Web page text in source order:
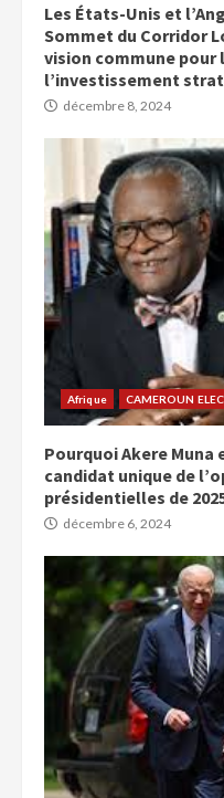
Les États-Unis et
Sommet du Corridor
vision commune
l’investissement
décembre 8, 2024
Afrique CAMEROUN
Pourquoi Akere
candidat unique de
présidentielles de
décembre 6, 2024